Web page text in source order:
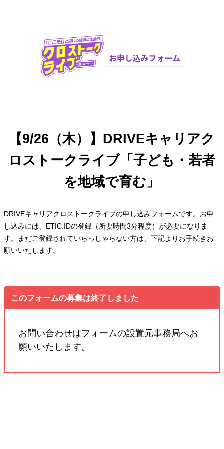
【9/26（木）】DRIVEキャリアク
ロストークライブ「子ども・若者
を地域で育む」
DRIVEキャリアクロストークライブの申し込みフォームです。お申
し込みには、ETIC.IDの登録（所要時間3分程度）が必要になりま
す。まだご登録されていらっしゃらない方は、下記よりお手続きお
願いいたします。
このフォームの募集は終了しました
お問い合わせはフォームの設置元事務局へお
願いいたします。